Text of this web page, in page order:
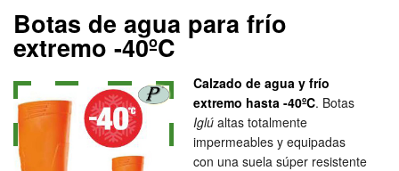
Botas de agua para frío
extremo -40ºC
Calzado de agua y frío
extremo hasta -40ºC. Botas
Iglú altas totalmente
impermeables y equipadas
con una suela súper resistente